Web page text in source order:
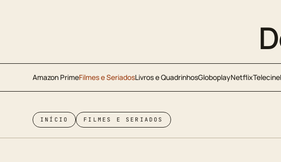
Amazon PrimeFilmes e SeriadosLivros e QuadrinhosGloboplayNetflixTelecine
INÍCIO FILMES E SERIADOS